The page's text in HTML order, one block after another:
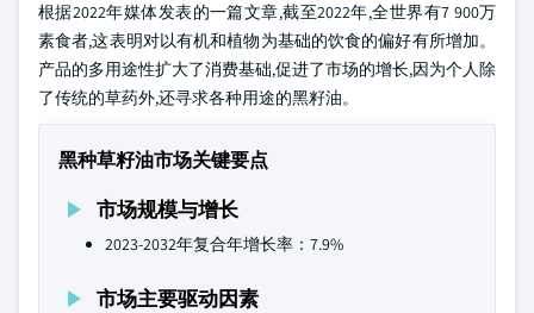
根据2022年媒体发表的一篇文章,截至2022年,全世界有7 900万
素食者,这表明对以有机和植物为基础的饮食的偏好有所增加。
产品的多用途性扩大了消费基础,促进了市场的增长,因为个人除
了传统的草药外,还寻求各种用途的黑籽油。
黑种草籽油市场关键要点
市场规模与增长
2023-2032年复合年增长率：7.9%
市场主要驱动因素